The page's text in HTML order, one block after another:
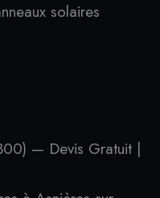
solaires
— Devis Gratuit |